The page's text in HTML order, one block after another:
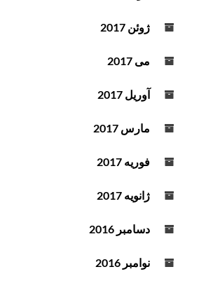
ژوئن 2017
می 2017
آوریل 2017
مارس 2017
فوریه 2017
ژانویه 2017
دسامبر 2016
نوامبر 2016